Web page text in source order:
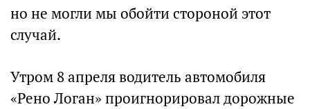
но не могли мы обойти стороной этот
случай.
Утром 8 апреля водитель автомобиля
«Рено Логан» проигнорировал дорожные